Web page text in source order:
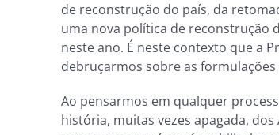
de reconstrução do país, da
uma nova política de reconstrução
neste ano. É neste contexto que a
debruçarmos sobre as
Ao pensarmos em qualquer
história, muitas vezes apagada,